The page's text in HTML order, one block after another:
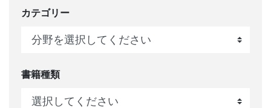
カテゴリー
書籍種類